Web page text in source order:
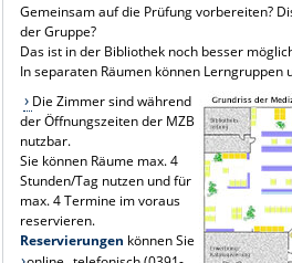
Gemeinsam auf die Prüfung vorbereiten?
der Gruppe?
Das ist in der Bibliothek noch besser
In separaten Räumen können Lerngruppen
Die Zimmer sind während
der Öffnungszeiten der MZB
nutzbar.
Sie können Räume max. 4
Stunden/Tag nutzen und für
max. 4 Termine im voraus
reservieren.
Reservierungen können Sie